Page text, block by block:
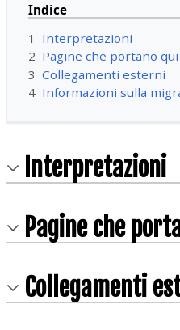
Indice
1
Interpretazioni
2 Pagine che portano qui
3 Collegamenti esterni
4 Informazioni sulla
Interpretazioni
Pagine che
Collegamenti